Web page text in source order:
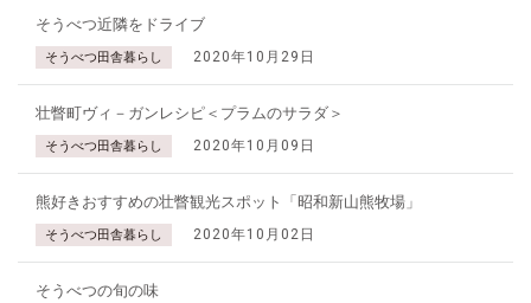
そうべつ近隣をドライブ
そうべつ田舎暮らし 2020年10月29日
壮瞥町ヴィ－ガンレシピ＜プラムのサラダ＞
そうべつ田舎暮らし 2020年10月09日
熊好きおすすめの壮瞥観光スポット「昭和新山熊牧場」
そうべつ田舎暮らし 2020年10月02日
そうべつの旬の味